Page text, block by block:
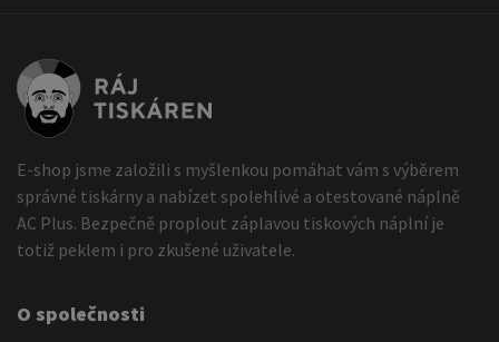
E-shop jsme založili s myšlenkou pomáhat vám s výběrem
správné tiskárny a nabízet spolehlivé a otestované náplně
AC Plus. Bezpečně proplout záplavou tiskových náplní je
totiž peklem i pro zkušené uživatele.
O společnosti